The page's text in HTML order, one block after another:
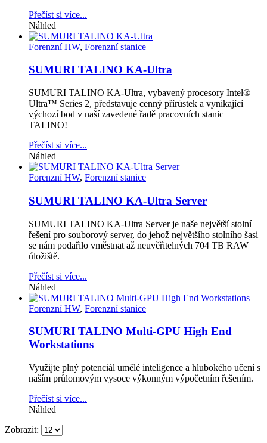
Přečíst si více...
Náhled
Forenzní HW, Forenzní stanice
SUMURI TALINO KA-Ultra
SUMURI TALINO KA-Ultra, vybavený procesory Intel®
Ultra™ Series 2, představuje cenný přírůstek a vynikající
výchozí bod v naší zavedené řadě pracovních stanic
TALINO!
Přečíst si více...
Náhled
Forenzní HW, Forenzní stanice
SUMURI TALINO KA-Ultra Server
SUMURI TALINO KA-Ultra Server je naše největší stolní
řešení pro souborový server, do jehož největšího stolního šasi
se nám podařilo vměstnat až neuvěřitelných 704 TB RAW
úložiště.
Přečíst si více...
Náhled
Forenzní HW, Forenzní stanice
SUMURI TALINO Multi-GPU High End
Workstations
Využijte plný potenciál umělé inteligence a hlubokého učení s
naším průlomovým vysoce výkonným výpočetním řešením.
Přečíst si více...
Náhled
Zobrazit: